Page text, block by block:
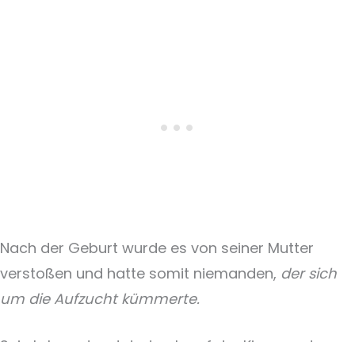
Nach der Geburt wurde es von seiner Mutter
verstoßen und hatte somit niemanden, der sich
um die Aufzucht kümmerte.